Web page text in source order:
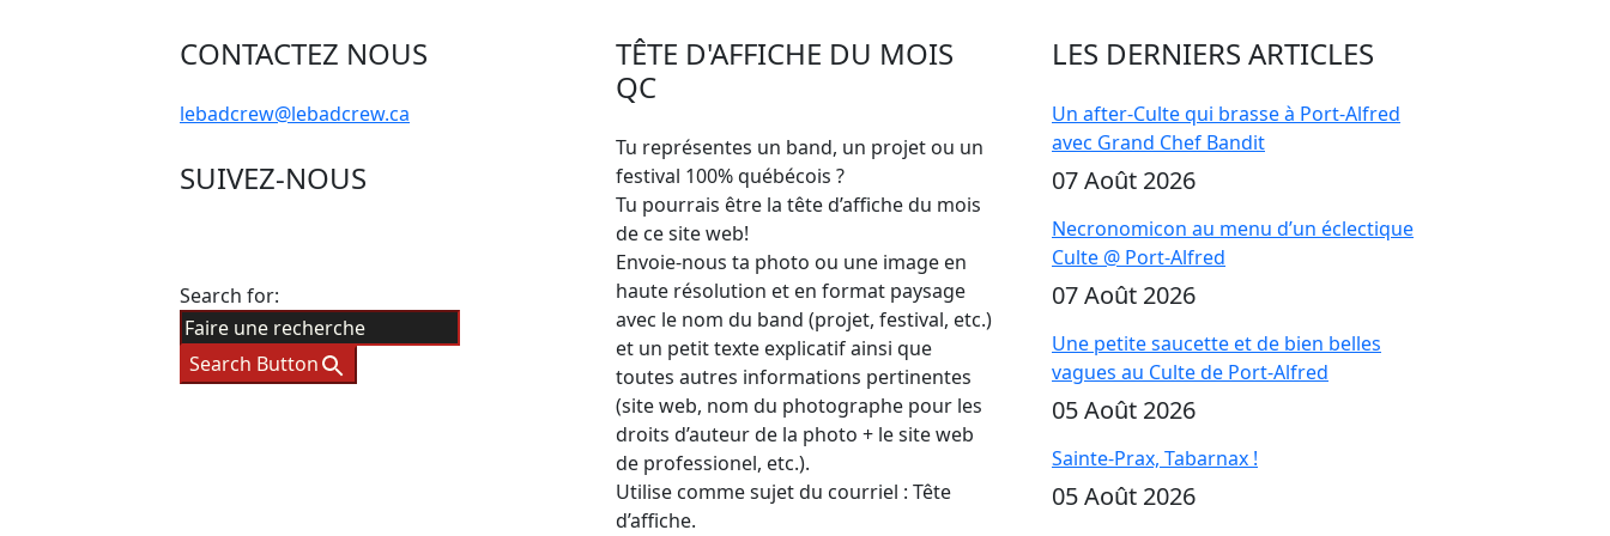
CONTACTEZ NOUS
lebadcrew@lebadcrew.ca
SUIVEZ-NOUS
Search for:
Search Button
TÊTE D'AFFICHE DU MOIS
QC
Tu représentes un band, un projet ou un
festival 100% québécois ?
Tu pourrais être la tête d’affiche du mois
de ce site web!
Envoie-nous ta photo ou une image en
haute résolution et en format paysage
avec le nom du band (projet, festival, etc.)
et un petit texte explicatif ainsi que
toutes autres informations pertinentes
(site web, nom du photographe pour les
droits d’auteur de la photo + le site web
de professionel, etc.).
Utilise comme sujet du courriel : Tête
d’affiche.
LES DERNIERS ARTICLES
Un after-Culte qui brasse à Port-Alfred
avec Grand Chef Bandit
07 Août 2026
Necronomicon au menu d’un éclectique
Culte @ Port-Alfred
07 Août 2026
Une petite saucette et de bien belles
vagues au Culte de Port-Alfred
05 Août 2026
Sainte-Prax, Tabarnax !
05 Août 2026